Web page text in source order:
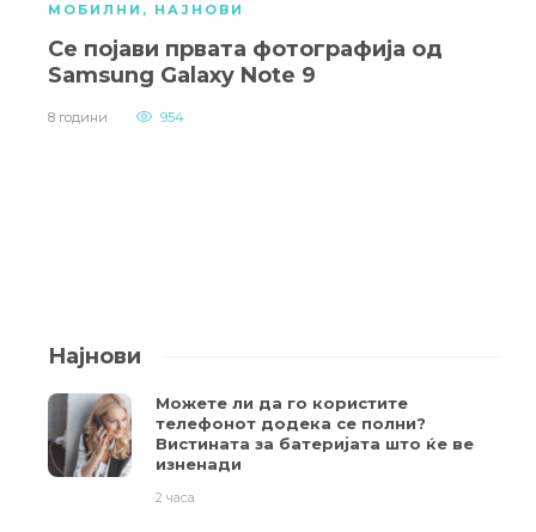
МОБИЛНИ , НАЈНОВИ
Се појави првата фотографија од
Samsung Galaxy Note 9
8 години 954
Најнови
Можете ли да го користите
телефонот додека се полни?
Вистината за батеријата што ќе ве
изненади
2 часа